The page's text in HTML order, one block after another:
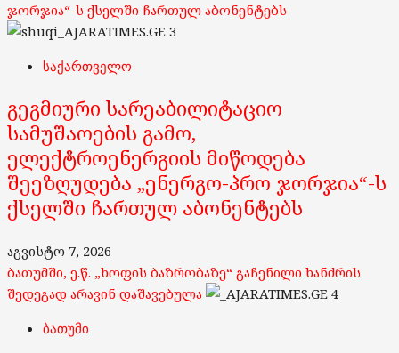
ჯორჯია“-ს ქსელში ჩართულ აბონენტებს
3
საქართველო
გეგმიური სარეაბილიტაციო
სამუშაოების გამო,
ელექტროენერგიის მიწოდება
შეეზღუდება „ენერგო-პრო ჯორჯია“-ს
ქსელში ჩართულ აბონენტებს
აგვისტო 7, 2026
ბათუმში, ე.წ. „ხოფის ბაზრობაზე“ გაჩენილი ხანძრის
შედეგად არავინ დაშავებულა
4
ბათუმი